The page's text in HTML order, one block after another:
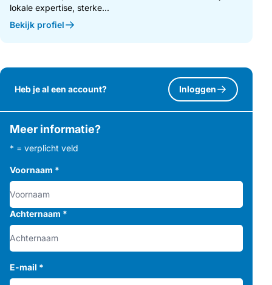
lokale expertise, sterke...
Bekijk profiel
Heb je al een account? Inloggen
Meer informatie?
* = verplicht veld
Voornaam *
Achternaam *
E-mail *